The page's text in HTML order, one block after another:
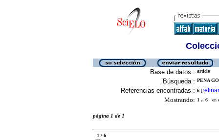
Base de datos : article
Búsqueda : PENA
Referencias encontradas : 6 [refinar
Mostrando: 1 .. 6 en
página 1 de 1
1 / 6